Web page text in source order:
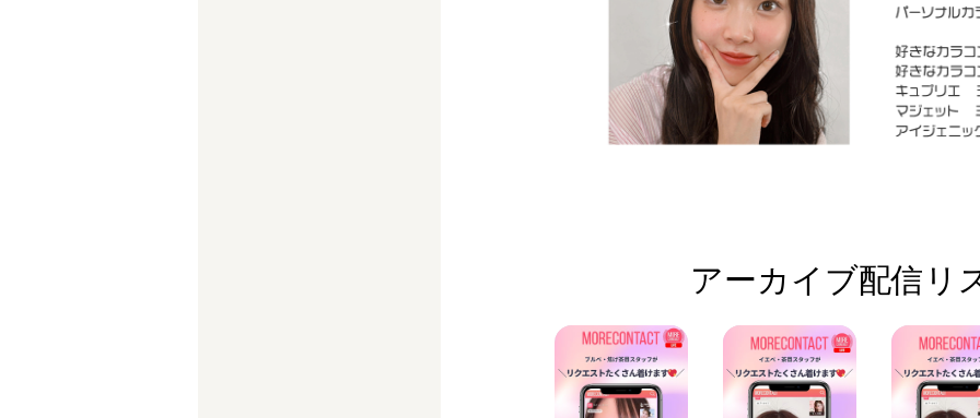
アーカイブ配信リ